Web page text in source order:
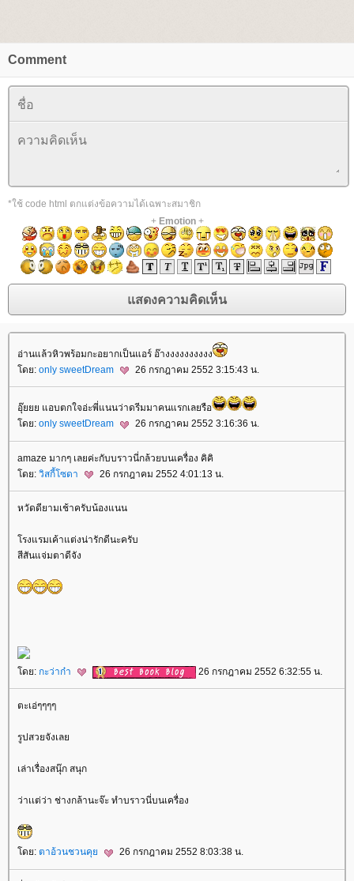
Comment
*ใช้ code html ตกแต่งข้อความได้เฉพาะสมาชิก
+ Emotion+
อ่านแล้วหิวพร้อมกะอยากเป็นแอร์ อ๊างงงงงงงงงง
ดย: only sweetDream 26 กรกฎาคม 2552 3:15:43 น.
อุ๊ยยย แอบตกใจอ่ะพี่แนนว่าดรีมมาคนแรกเลยรือ
ดย: only sweetDream 26 กรกฎาคม 2552 3:16:36 น.
amaze มากๆ เลยค่ะกับบราวนี่กล้วยบนเครื่อง คิคิ
ดย: วิสกี้โซดา 26 กรกฎาคม 2552 4:01:13 น.
หวัดดียามเช้าครับน้องแนน
รงแรมเค้าแต่งน่ารักดีนะครับ
สีสันแจ่มตาดีจัง
ดย: กะว่าก๋า 26 กรกฎาคม 2552 6:32:55 น.
ตะเอ่ๆๆๆๆ
รูปสวยจังเล
เล่าเรื่องสนุ๊ก สนุก
ว่าเเต่ว่า ช่างกล้านะจ๊ะ ทำบราวนี่บนเครื่อง
ดย: ตาอ้วนชวนคุ 26 กรกฎาคม 2552 8:03:38 น.